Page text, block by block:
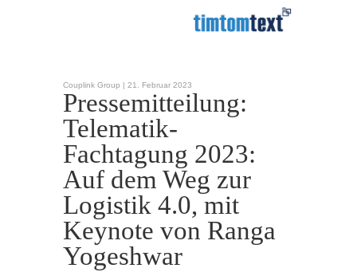
Couplink Group | 21. Februar 2023
Pressemitteilung:
Telematik-
Fachtagung 2023:
Auf dem Weg zur
Logistik 4.0, mit
Keynote von Ranga
Yogeshwar